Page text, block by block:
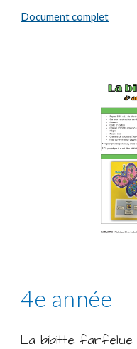
Document complet
4e année
La bibitte farfelue